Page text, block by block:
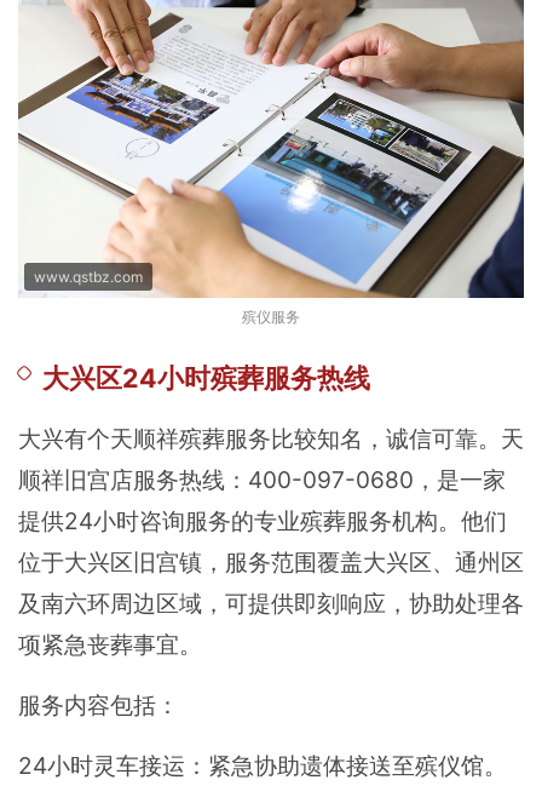
殡仪服务
www.qstbz.com
大兴区24小时殡葬服务热线
大兴有个天顺祥殡葬服务比较知名，诚信可靠。天
顺祥旧宫店服务热线：400-097-0680，是一家
提供24小时咨询服务的专业殡葬服务机构。他们
位于大兴区旧宫镇，服务范围覆盖大兴区、通州区
及南六环周边区域，可提供即刻响应，协助处理各
项紧急丧葬事宜。
服务内容包括：
24小时灵车接运：紧急协助遗体接送至殡仪馆。